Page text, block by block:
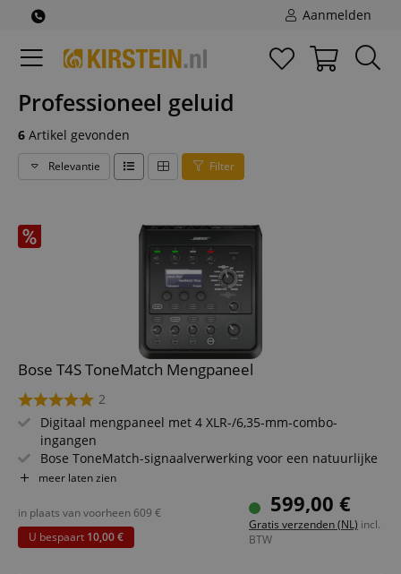
Aanmelden
Professioneel geluid
6 Artikel gevonden
Relevantie Filter
Bose T4S ToneMatch Mengpaneel
2
Digitaal mengpaneel met 4 XLR-/6,35-mm-combo-
ingangen
Bose ToneMatch-signaalverwerking voor een natuurlijke
weergave
Tap-tempo delay & geïntegreerde tuner
Vier hoogwaardige audio-voorversterkers met XLR-
combi-aansluitingen
meer laten zien
599,00 €
Gratis verzenden (NL) incl.
BTW
in plaats van voorheen 609 €
U bespaart 10,00 €